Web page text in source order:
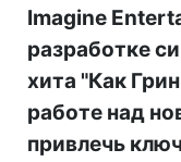
Imagine
разработке
хита "Как
работе над
привлечь